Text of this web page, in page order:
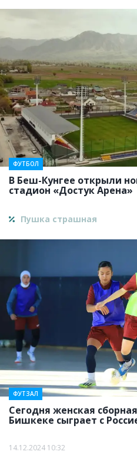
В Беш-Кунгее открыли
стадион «Достук Арена»
ФУТБОЛ
Пушка страшная
Сегодня женская
Бишкеке сыграет с
ФУТЗАЛ
14.12.2024 10:32